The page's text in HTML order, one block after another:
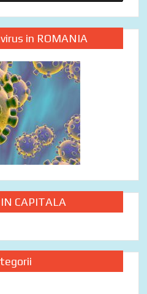
in ROMANIA
CAPITALA